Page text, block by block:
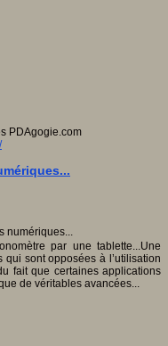
PDAgogie.com
par une tablette...Une
sont opposées à l’utilisation
fait que certaines applications
de véritables avancées...